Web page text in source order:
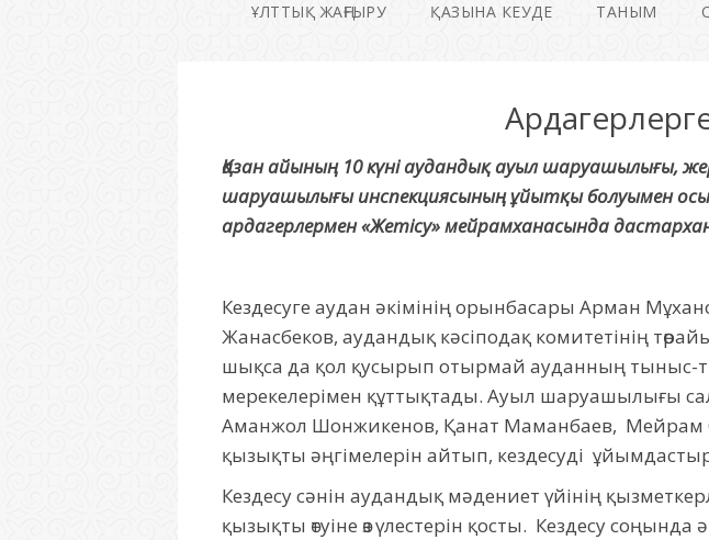
ҰЛТТЫҚ ЖАҢҒЫРУ
ҚАЗЫНА КЕУДЕ ТАНЫМ
Қазан айының 10 күні аудандық ауыл шаруашылығы,
шаруашылығы инспекциясының ұйытқы болуымен
ардагерлермен «Жетісу» мейрамханасында
Кездесуге аудан әкімінің орынбасары Арман
Жанасбеков, аудандық кәсіподақ комитетінің
шықса да қол қусырып отырмай ауданның тыныс-
мерекелерімен құттықтады. Ауыл шаруашылығы
Аманжол Шонжикенов, Қанат Маманбаев, Мейрам
қызықты әңгімелерін айтып, кездесуді
Кездесу сәнін аудандық мәдениет үйінің
қызықты өтуіне өз үлестерін қосты. Кездесу